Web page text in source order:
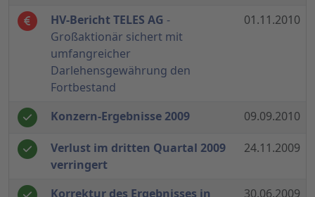
HV-Bericht TELES AG -
Großaktionär sichert mit
umfangreicher
Darlehensgewährung den
Fortbestand
01.11.2010
Konzern-Ergebnisse 2009 09.09.2010
Verlust im dritten Quartal 2009
verringert
24.11.2009
Korrektur des Ergebnisses in
30.06.2009